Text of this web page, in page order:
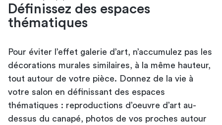
Définissez des espaces
thématiques
Pour éviter l’effet galerie d’art, n’accumulez pas les
décorations murales similaires, à la même hauteur,
tout autour de votre pièce. Donnez de la vie à
votre salon en définissant des espaces
thématiques : reproductions d’oeuvre d’art au-
dessus du canapé, photos de vos proches autour